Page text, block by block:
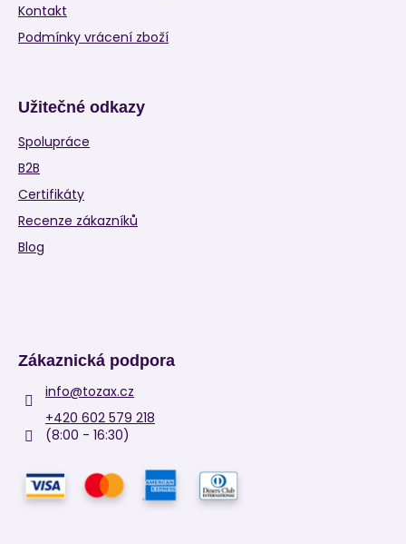
Kontakt
Podmínky vrácení zboží
Užitečné odkazy
Spolupráce
B2B
Certifikáty
Recenze zákazníků
Blog
Zákaznická podpora
info@tozax.cz
+420 602 579 218
(8:00 - 16:30)